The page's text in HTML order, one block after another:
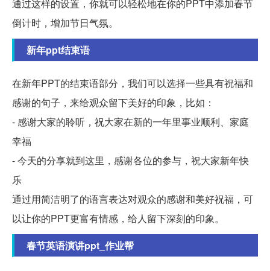
通过这样的设置，你就可以轻松地在你的PPT中添加春节
倒计时，增加节日气氛。
新年ppt结束语
在新年PPT的结束语部分，我们可以选择一些具有祝福和
感谢的句子，来给观众留下美好的印象，比如：
- 感谢大家的聆听，祝大家在新的一年里事业顺利、家庭
幸福
- 今天的分享就到这里，感谢各位的参与，祝大家新年快
乐
通过用简洁明了的语言表达对观众的感谢和美好祝福，可
以让你的PPT更富有情感，给人留下深刻的印象。
春节英语演讲ppt_作业帮